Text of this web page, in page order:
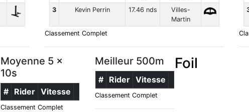
3
Kevin Perrin 17.46 nds
Villes-
Martin
Classement Complet
Moyenne 5 x
10s
# Rider Vitesse
Classement Complet
Meilleur 500m
# Rider Vitesse
Classement Complet
Foil